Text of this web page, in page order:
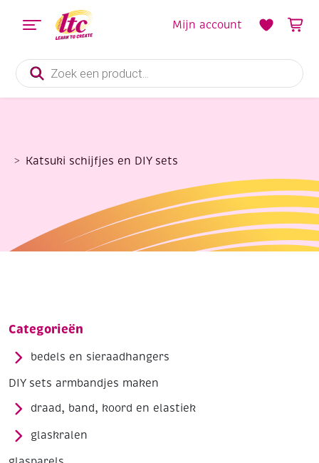
Producten
zoeken
Mijn account
Katsuki schijfjes en DIY sets
Categorieën
bedels en sieraadhangers
DIY sets armbandjes maken
draad, band, koord en elastiek
glaskralen